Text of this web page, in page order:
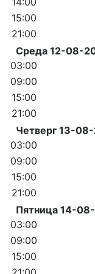
15:00
21:00
Среда 12-08-
03:00
09:00
15:00
21:00
Четверг 13-
03:00
09:00
15:00
21:00
Пятница 14-
03:00
09:00
15:00